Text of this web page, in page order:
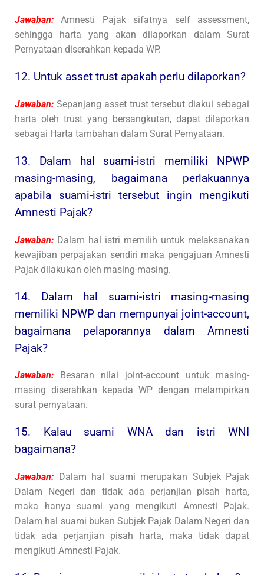
Jawaban: Amnesti Pajak sifatnya self assessment,
sehingga harta yang akan dilaporkan dalam Surat
Pernyataan diserahkan kepada WP.
12. Untuk asset trust apakah perlu dilaporkan?
Jawaban: Sepanjang asset trust tersebut diakui sebagai
harta oleh trust yang bersangkutan, dapat dilaporkan
sebagai Harta tambahan dalam Surat Pernyataan.
13. Dalam hal suami-istri memiliki NPWP
masing-masing, bagaimana perlakuannya
apabila suami-istri tersebut ingin mengikuti
Amnesti Pajak?
Jawaban: Dalam hal istri memilih untuk melaksanakan
kewajiban perpajakan sendiri maka pengajuan Amnesti
Pajak dilakukan oleh masing-masing.
14. Dalam hal suami-istri masing-masing
memiliki NPWP dan mempunyai joint-account,
bagaimana pelaporannya dalam Amnesti
Pajak?
Jawaban: Besaran nilai joint-account untuk masing-
masing diserahkan kepada WP dengan melampirkan
surat pernyataan.
15. Kalau suami WNA dan istri WNI
bagaimana?
Jawaban: Dalam hal suami merupakan Subjek Pajak
Dalam Negeri dan tidak ada perjanjian pisah harta,
maka hanya suami yang mengikuti Amnesti Pajak.
Dalam hal suami bukan Subjek Pajak Dalam Negeri dan
tidak ada perjanjian pisah harta, maka tidak dapat
mengikuti Amnesti Pajak.